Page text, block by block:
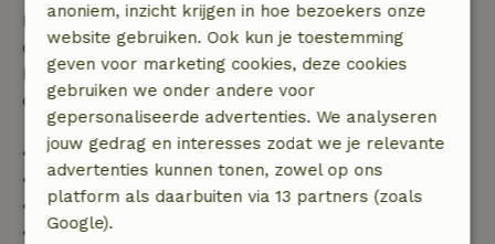
Bij annulering binnen gestelde periode heb je recht
op volledige terugbetaling van het boekingsbedrag.
Daarna krijg je een deel van de reissom en 100% van
de borg terugbetaald:
• tot 42 dagen voor aankomst: 70% terugbetaald
• 42–28 dagen voor aankomst: 40% terugbetaald
• 28 dagen tot de aankomstdag: 10% terugbetaald
• op de aankomstdag of later: geen terugbetaling
anoniem, inzicht krijgen in hoe bezoekers onze
website gebruiken. Ook kun je toestemming
geven voor marketing cookies, deze cookies
gebruiken we onder andere voor
gepersonaliseerde advertenties. We analyseren
jouw gedrag en interesses zodat we je relevante
advertenties kunnen tonen, zowel op ons
platform als daarbuiten via 13 partners (zoals
Google).